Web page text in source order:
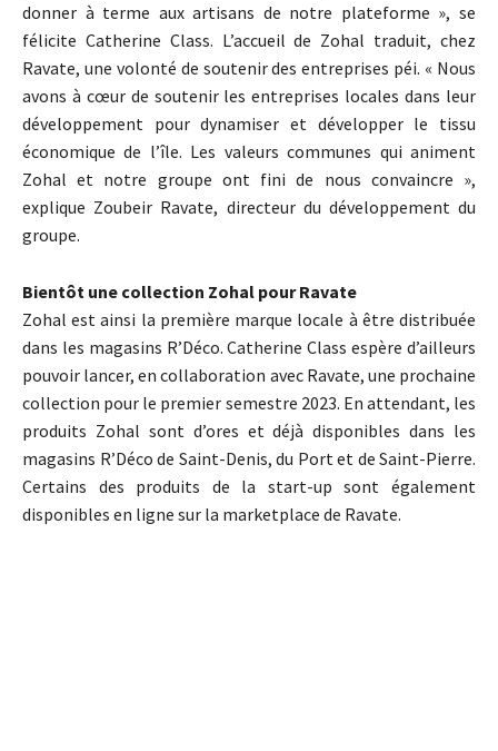
donner à terme aux artisans de notre plateforme », se
félicite Catherine Class. L’accueil de Zohal traduit, chez
Ravate, une volonté de soutenir des entreprises péi. « Nous
avons à cœur de soutenir les entreprises locales dans leur
développement pour dynamiser et développer le tissu
économique de l’île. Les valeurs communes qui animent
Zohal et notre groupe ont fini de nous convaincre »,
explique Zoubeir Ravate, directeur du développement du
groupe.
Bientôt une collection Zohal pour Ravate
Zohal est ainsi la première marque locale à être distribuée
dans les magasins R’Déco. Catherine Class espère d’ailleurs
pouvoir lancer, en collaboration avec Ravate, une prochaine
collection pour le premier semestre 2023. En attendant, les
produits Zohal sont d’ores et déjà disponibles dans les
magasins R’Déco de Saint-Denis, du Port et de Saint-Pierre.
Certains des produits de la start-up sont également
disponibles en ligne sur la marketplace de Ravate.